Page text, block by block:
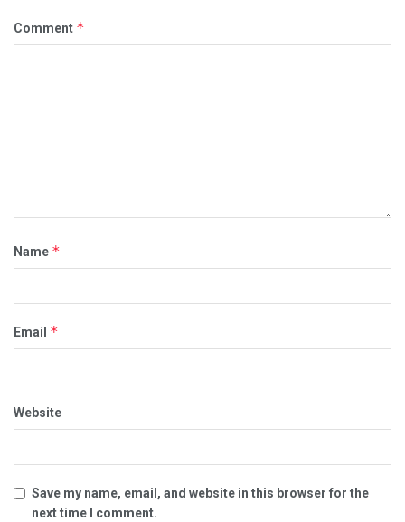
Comment *
Name *
Email *
Website
Save my name, email, and website in this browser for the
next time I comment.